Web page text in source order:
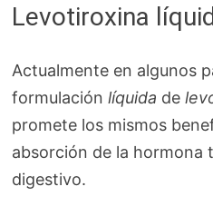
Levotiroxina
Actualmente en algunos
formulaciónlíquida de
promete los mismos
absorción de la hormona
digestivo.